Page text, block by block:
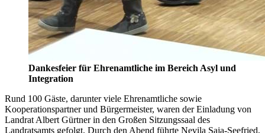
Dankesfeier für Ehrenamtliche im Bereich Asyl und
Integration
Rund 100 Gäste, darunter viele Ehrenamtliche sowie
Kooperationspartner und Bürgermeister, waren der Einladung von
Landrat Albert Gürtner in den Großen Sitzungssaal des
Landratsamts gefolgt. Durch den Abend führte Nevila Saja-Seefried,